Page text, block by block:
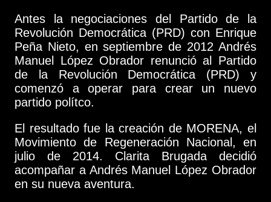
Antes la negociaciones del Partido de la
Revolución Democrática (PRD) con Enrique
Peña Nieto, en septiembre de 2012 Andrés
Manuel López Obrador renunció al Partido
de la Revolución Democrática (PRD) y
comenzó a operar para crear un nuevo
partido polítco.
El resultado fue la creación de MORENA, el
Movimiento de Regeneración Nacional, en
julio de 2014. Clarita Brugada decidió
acompañar a Andrés Manuel López Obrador
en su nueva aventura.